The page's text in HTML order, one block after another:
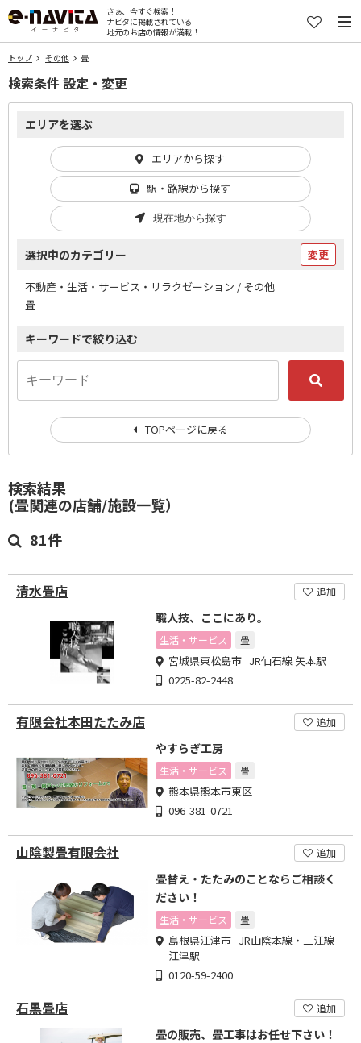
さぁ、今すぐ検索！
ナビタに掲載されている
地元のお店の情報が満載！
トップ その他 畳
検索結果
(畳関連の店舗/施設一覧）
81件
清水畳店 追加
職人技、ここにあり。
生活・サービス 畳
宮城県東松島市 JR仙石線 矢本駅
0225-82-2448
有限会社本田たたみ店 追加
やすらぎ工房
生活・サービス 畳
熊本県熊本市東区
096-381-0721
山陰製畳有限会社 追加
畳替え・たたみのことならご相談く
ださい！
生活・サービス 畳
島根県江津市 JR山陰本線・三江線
江津駅
0120-59-2400
石黒畳店 追加
畳の販売、畳工事はお任せ下さい！
検索条件 設定・変更
エリアを選ぶ
エリアから探す
駅・路線から探す
現在地から探す
選択中のカテゴリー 変更
不動産・生活・サービス・リラクゼーション / その他
畳
キーワードで絞り込む
TOPページに戻る